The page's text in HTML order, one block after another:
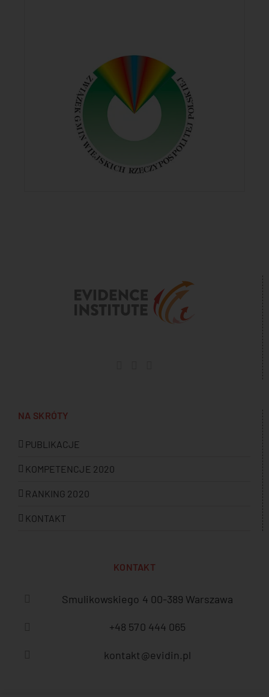
NA SKRÓTY
PUBLIKACJE
KOMPETENCJE 2020
RANKING 2020
KONTAKT
KONTAKT
Smulikowskiego 4 00-389 Warszawa
+48 570 444 065
kontakt@evidin.pl